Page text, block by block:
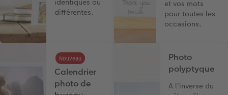
identiques ou
différentes.
et vos mots
pour toutes les
occasions.
Calendrier
photo de
Nouveau
Photo
polyptyque
A l'inverse du